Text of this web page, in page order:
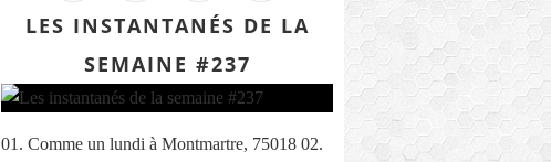
LES INSTANTANÉS DE LA
SEMAINE #237
01. Comme un lundi à Montmartre, 75018 02.